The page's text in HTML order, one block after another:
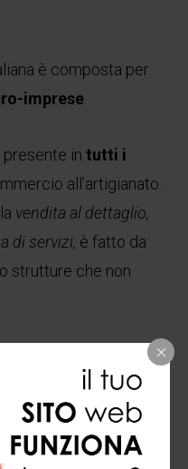
è composta per
imprese
in tutti i
all’artigianato.
vendita al dettaglio,
di servizi, è fatto da
o strutture che non
limite
dall’altro è la
dell’offerta , che
rendere sempre più